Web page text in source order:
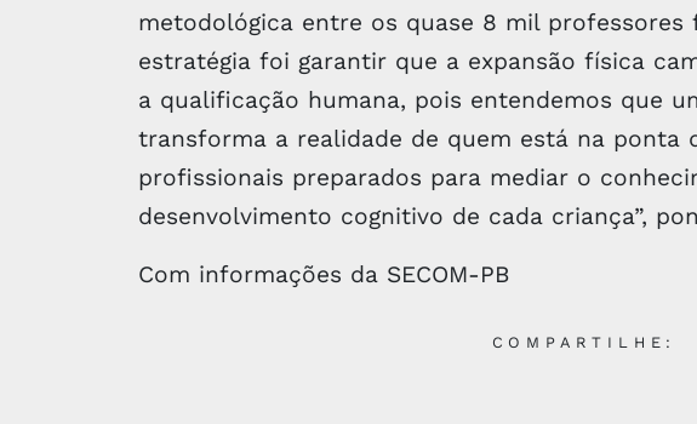
metodológica entre os quase 8 mil professores
estratégia foi garantir que a expansão física
a qualificação humana, pois entendemos que
transforma a realidade de quem está na ponta
profissionais preparados para mediar o
desenvolvimento cognitivo de cada criança”,
Com informações da SECOM-PB
COMPARTILHE: